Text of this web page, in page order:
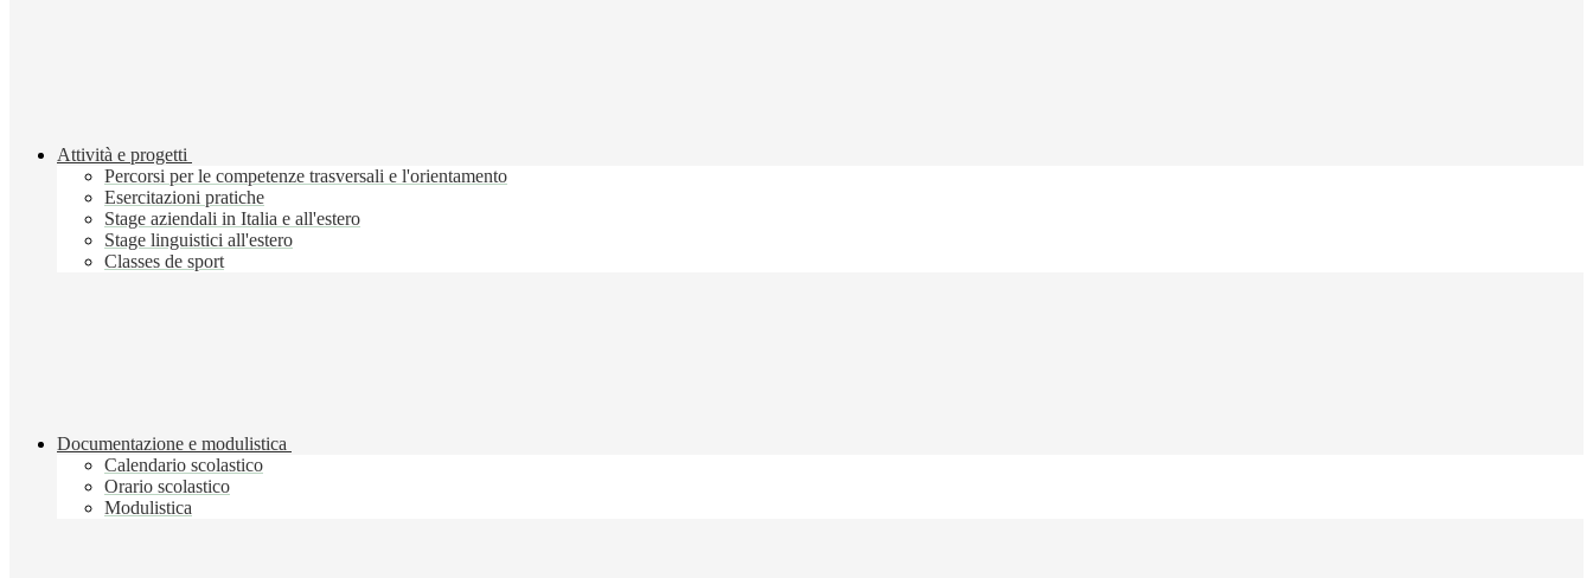
Attività e progetti
Percorsi per le competenze trasversali e l'orientamento
Esercitazioni pratiche
Stage aziendali in Italia e all'estero
Stage linguistici all'estero
Classes de sport
Documentazione e modulistica
Calendario scolastico
Orario scolastico
Modulistica